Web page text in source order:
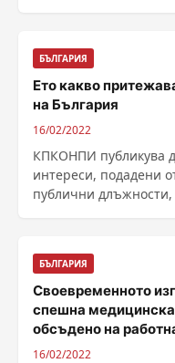
БЪЛГАРИЯ
Ето какво
на България
16/02/2022
КПКОНПИ публикува
интереси, подадени
публични длъжности,
БЪЛГАРИЯ
Своевременното
спешна
обсъдено на
16/02/2022